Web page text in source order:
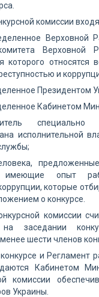
комиссии
Верховной
Верховной
которого относятся
и
Президентом
Кабинетом
специально
исполнительной
имеющие опыт
которые
о конкурсе.
комиссии
заседании
шести членов
и Регламент
Кабинетом
комиссии
Украины.